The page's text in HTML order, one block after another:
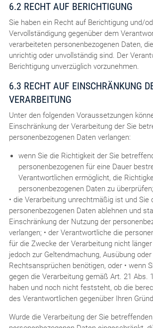
6.2 RECHT AUF BERICHTIGUNG
Sie haben ein Recht auf Berichtigung und/
Vervollständigung gegenüber dem
verarbeiteten personenbezogenen Daten,
unrichtig oder unvollständig sind. Der
Berichtigung unverzüglich vorzunehmen.
6.3 RECHT AUF EINSCHRÄNKUNG
VERARBEITUNG
Unter den folgenden Voraussetzungen
Einschränkung der Verarbeitung der Sie
personenbezogenen Daten verlangen:
wenn Sie die Richtigkeit der Sie
personenbezogenen für eine Dauer
Verantwortlichen ermöglicht, die
personenbezogenen Daten zu überprüfen;
• die Verarbeitung unrechtmäßig ist und Sie
personenbezogenen Daten ablehnen und
Einschränkung der Nutzung der
verlangen; • der Verantwortliche die
für die Zwecke der Verarbeitung nicht
jedoch zur Geltendmachung, Ausübung
Rechtsansprüchen benötigen, oder • wenn
gegen die Verarbeitung gemäß Art. 21 Abs.
haben und noch nicht feststeht, ob die
des Verantwortlichen gegenüber Ihren
Wurde die Verarbeitung der Sie betreffenden